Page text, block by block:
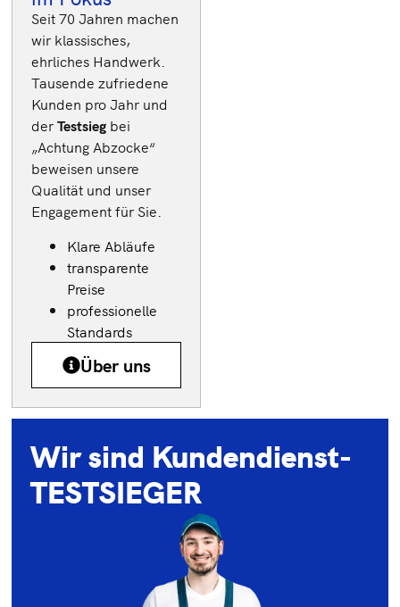
Seit 70 Jahren machen
wir klassisches,
ehrliches Handwerk.
Tausende zufriedene
Kunden pro Jahr und
derTestsieg bei
„Achtung Abzocke“
beweisen unsere
Qualität und unser
Engagement für Sie.
Klare Abläufe
transparente
Preise
professionelle
Standards
Über uns
Wir sind Kundendienst-
TESTSIEGER